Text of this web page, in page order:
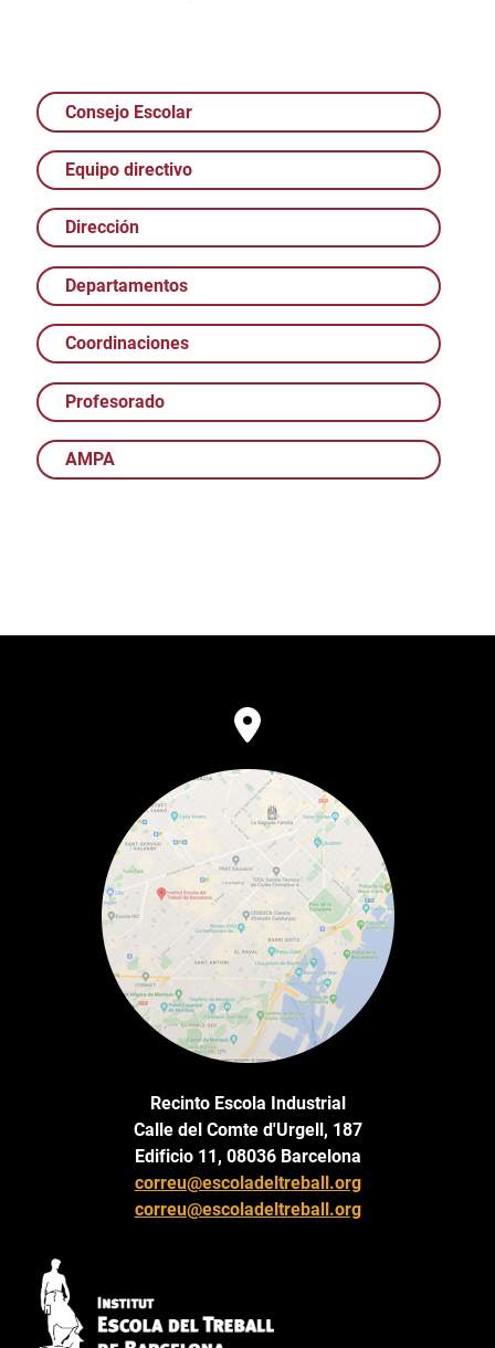
Consejo Escolar
Equipo directivo
Dirección
Departamentos
Coordinaciones
Profesorado
AMPA
Recinto Escola Industrial
Calle del Comte d'Urgell, 187
Edificio 11, 08036 Barcelona
correu@escoladeltreball.org
correu@escoladeltreball.org